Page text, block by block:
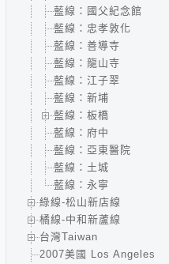
藍線：國父紀念館
藍線：忠孝敦化
藍線：善導寺
藍線：龍山寺
藍線：江子翠
藍線：新埔
藍線：板橋
藍線：府中
藍線：亞東醫院
藍線：土城
藍線：永寧
綠線-松山新店線
橘線-中和新蘆線
台灣Taiwan
2007美國 Los Angeles